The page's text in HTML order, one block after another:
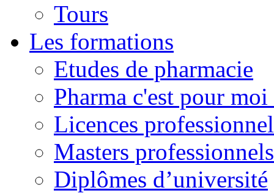
Tours
Les formations
Etudes de pharmacie
Pharma c'est pour
Licences
Masters
Diplômes d’université